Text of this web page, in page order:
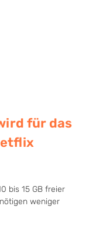
für das
bis 15 GB freier
weniger